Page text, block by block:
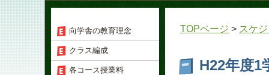
TOPページ > スケ
H22年度1
向学舎の教育理念
クラス編成
各コース授業料